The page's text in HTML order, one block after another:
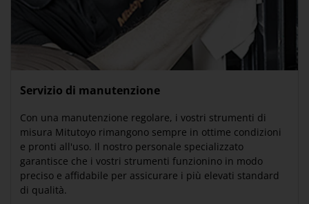
Servizio di manutenzione
Con una manutenzione regolare, i vostri strumenti di
misura Mitutoyo rimangono sempre in ottime condizioni
e pronti all'uso. Il nostro personale specializzato
garantisce che i vostri strumenti funzionino in modo
preciso e affidabile per assicurare i più elevati standard
di qualità.